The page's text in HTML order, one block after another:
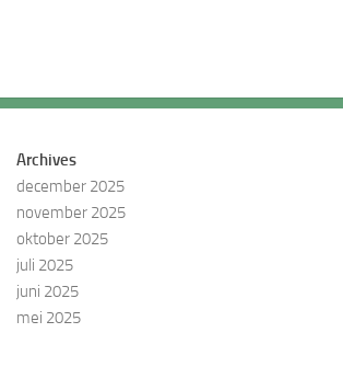
Archives
december 2025
november 2025
oktober 2025
juli 2025
juni 2025
mei 2025